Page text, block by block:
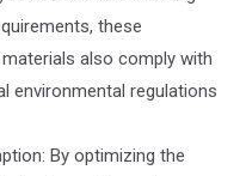
these
also comply with
environmental regulations
By optimizing the